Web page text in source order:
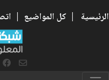
الرئيسية | كل المواضيع |